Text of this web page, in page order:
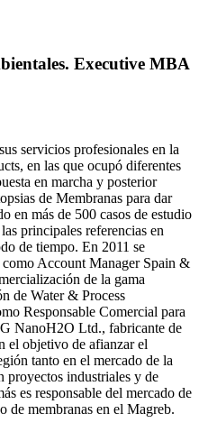
Executive MBA
servicios profesionales en la
en las que ocupó diferentes
en marcha y posterior
de Membranas para dar
en más de 500 casos de estudio
principales referencias en
de tiempo. En 2011 se
Account Manager Spain &
de la gama
de Water & Process
Responsable Comercial para
NanoH2O Ltd., fabricante de
el objetivo de afianzar el
tanto en el mercado de la
proyectos industriales y de
es responsable del mercado de
de membranas en el Magreb.